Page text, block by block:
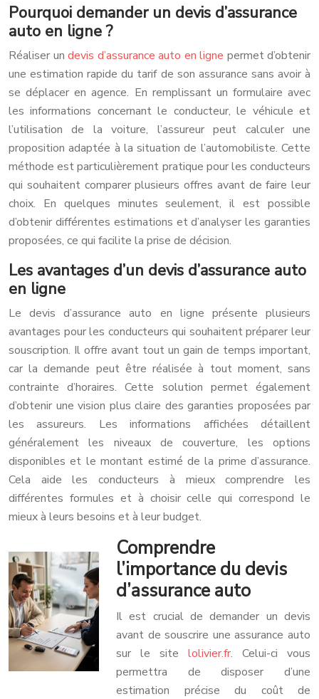
Pourquoi demander un devis d’assurance
auto en ligne ?
Réaliser un devis d’assurance auto en ligne permet d’obtenir
une estimation rapide du tarif de son assurance sans avoir à
se déplacer en agence. En remplissant un formulaire avec
les informations concernant le conducteur, le véhicule et
l’utilisation de la voiture, l’assureur peut calculer une
proposition adaptée à la situation de l’automobiliste. Cette
méthode est particulièrement pratique pour les conducteurs
qui souhaitent comparer plusieurs offres avant de faire leur
choix. En quelques minutes seulement, il est possible
d’obtenir différentes estimations et d’analyser les garanties
proposées, ce qui facilite la prise de décision.
Les avantages d’un devis d’assurance auto
en ligne
Le devis d’assurance auto en ligne présente plusieurs
avantages pour les conducteurs qui souhaitent préparer leur
souscription. Il offre avant tout un gain de temps important,
car la demande peut être réalisée à tout moment, sans
contrainte d’horaires. Cette solution permet également
d’obtenir une vision plus claire des garanties proposées par
les assureurs. Les informations affichées détaillent
généralement les niveaux de couverture, les options
disponibles et le montant estimé de la prime d’assurance.
Cela aide les conducteurs à mieux comprendre les
différentes formules et à choisir celle qui correspond le
mieux à leurs besoins et à leur budget.
Comprendre
l’importance du devis
d’assurance auto
Il est crucial de demander un devis
avant de souscrire une assurance auto
sur le sitelolivier.fr. Celui-ci vous
permettra de disposer d’une
estimation précise du coût de